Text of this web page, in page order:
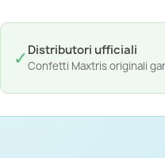
✓Distributori ufficiali
Confetti Maxtris originali